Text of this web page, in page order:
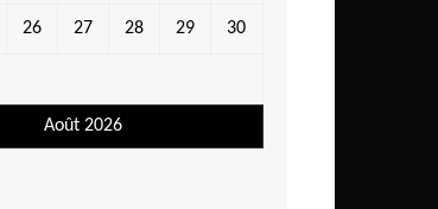
Août 2026
26 27 28 29 30